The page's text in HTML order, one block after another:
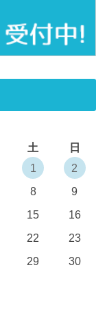
土
日
1
2
8
9
15
16
22
23
29
30